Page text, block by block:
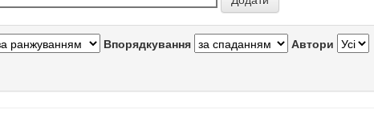
Впорядкування Автори